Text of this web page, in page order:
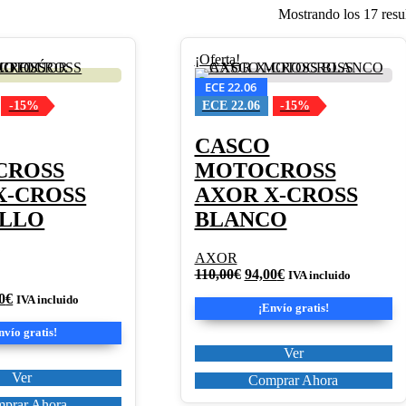
Mostrando los 17
-15%
CROSS
€El
actual
es:
IVA incluido
gratis!
Ver
¡Oferta!
ECE 22.06
ECE 22.06 -15%
CASCO
MOTOCROSS
AXOR X-CROSS
BLANCO
AXOR
110,00€ El
original
era:
94,00€El
actual
es:
IVA incluido
¡Envío gratis!
Ver
Este
producto
tiene
múltiples
Las
opciones
se
pueden
elegir
en
página
de
Comprar Ahora